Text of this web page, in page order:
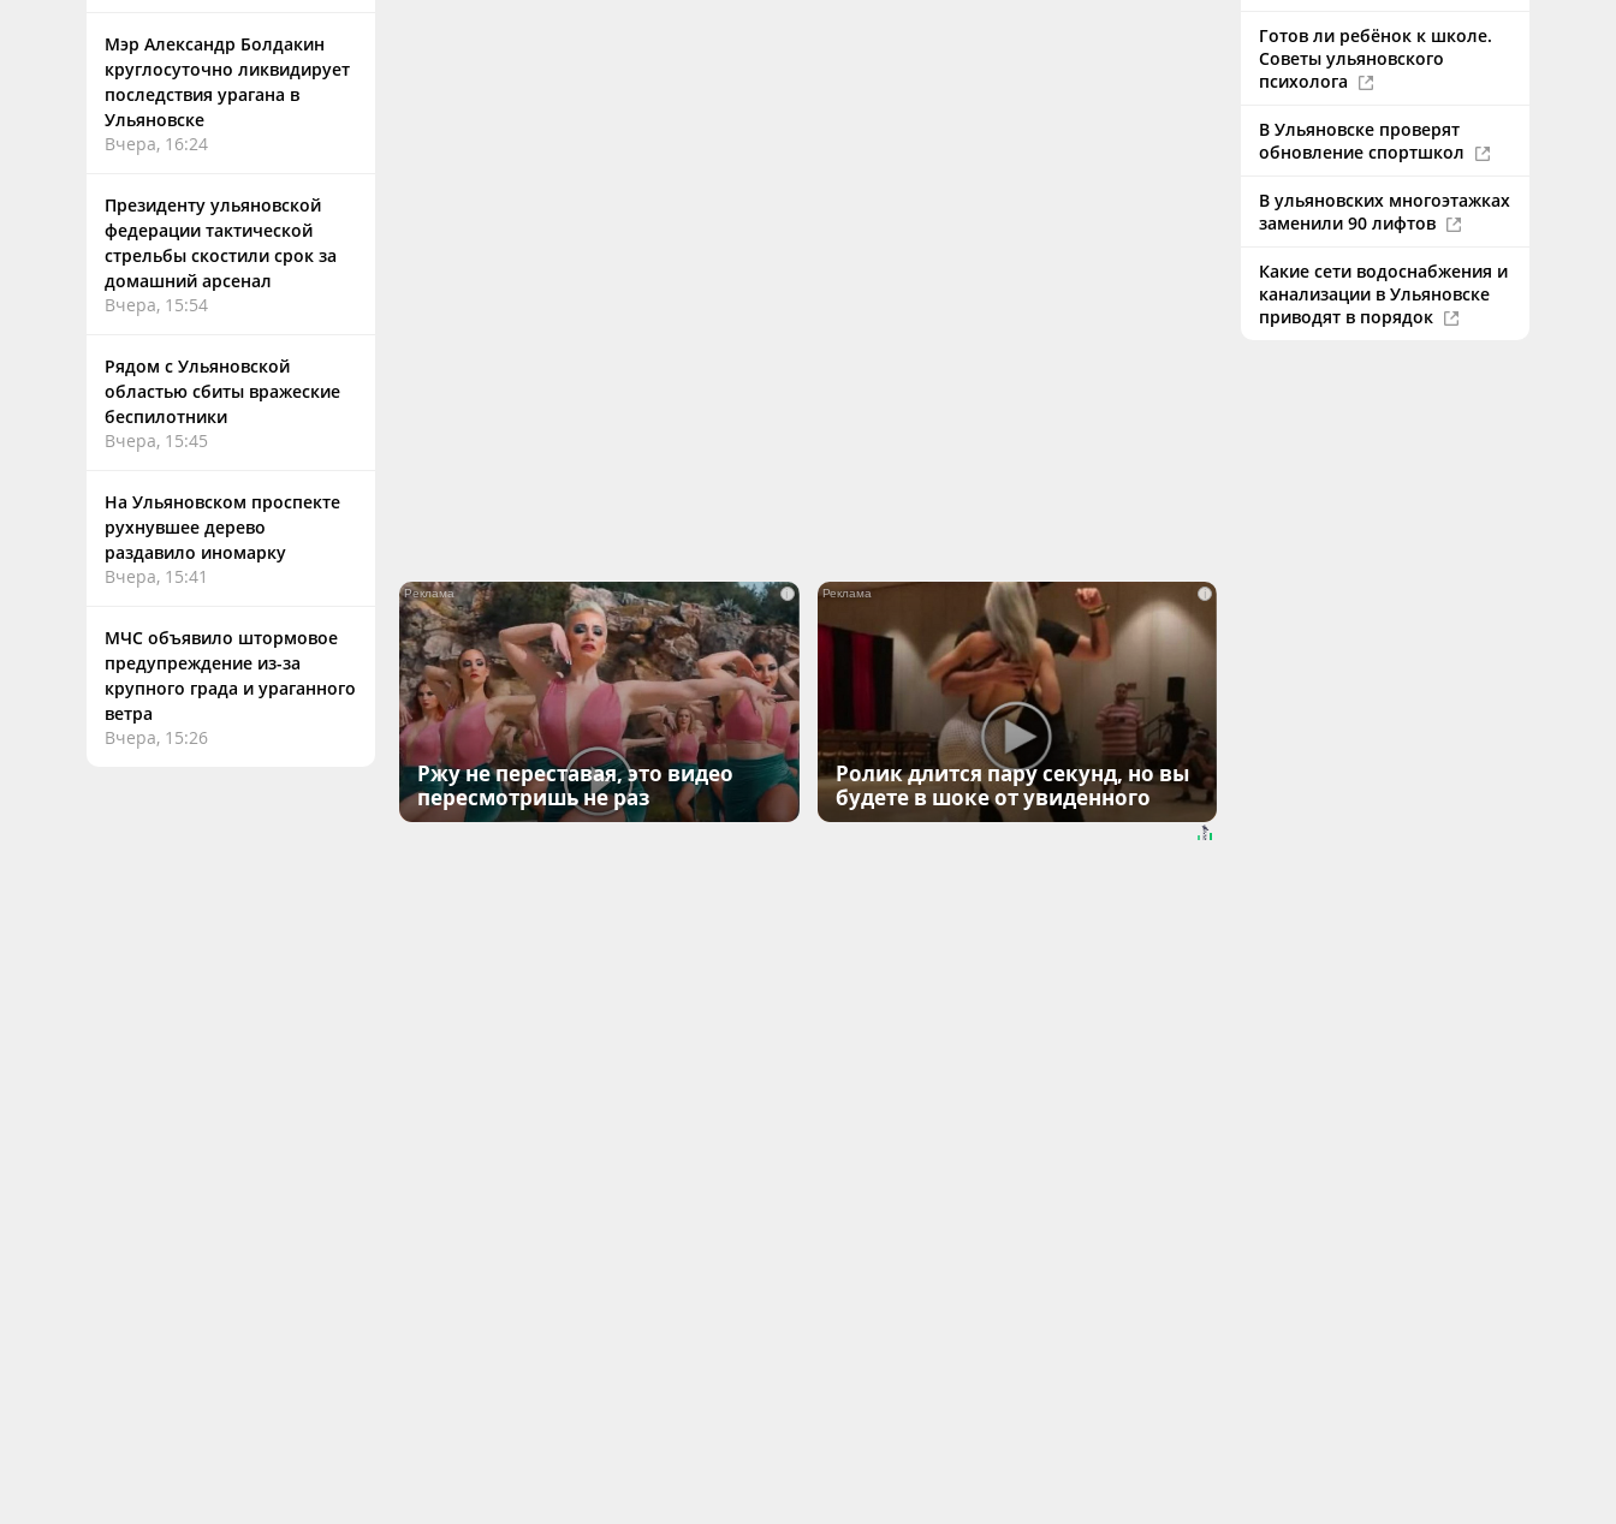
Мэр Александр Болдакин
круглосуточно ликвидирует
последствия урагана в
Ульяновске
Вчера, 16:24
Президенту ульяновской
федерации тактической
стрельбы скостили срок за
домашний арсенал
Вчера, 15:54
Рядом с Ульяновской
областью сбиты вражеские
беспилотники
Вчера, 15:45
На Ульяновском проспекте
рухнувшее дерево
раздавило иномарку
Вчера, 15:41
МЧС объявило штормовое
предупреждение из-за
крупного града и ураганного
ветра
Вчера, 15:26
i
Ржу не переставая, это видео
пересмотришь не раз
i
Ролик длится пару секунд, но вы
будете в шоке от увиденного
Готов ли ребёнок к школе.
Советы ульяновского
психолога
В Ульяновске проверят
обновление спортшкол
В ульяновских многоэтажках
заменили 90 лифтов
Какие сети водоснабжения и
канализации в Ульяновске
приводят в порядок